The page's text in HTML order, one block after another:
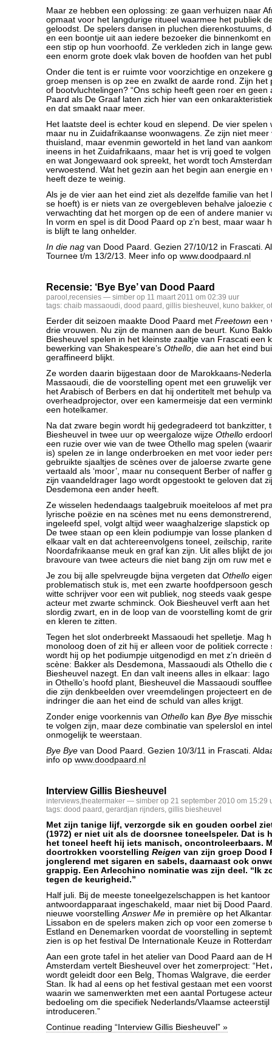
Maar ze hebben een oplossing: ze gaan verhuizen naar
opmaat voor het langdurige ritueel waarmee het publiek
geloodst. De spelers dansen in pluchen dierenkostuums,
en een boontje uit aan iedere bezoeker die binnenkomt
een stip op hun voorhoofd. Ze verkleden zich in lange
een enorm grote doek vlak boven de hoofden van het
Onder die tent is er ruimte voor voorzichtige en onzekere
groep mensen is op zee en zwalkt de aarde rond. Zijn het
of bootvluchtelingen? “Ons schip heeft geen roer en geen
Paard als De Graaf laten zich hier van een
en dat smaakt naar meer.
Het laatste deel is echter koud en slepend. De vier spelen
maar nu in Zuidafrikaanse woonwagens. Ze zijn niet
thuisland, maar evenmin geworteld in het land van
ineens in het Zuidafrikaans, maar het is vrij goed te
en wat Jongewaard ook spreekt, het wordt toch
verwoestend. Wat het gezin aan het begin aan energie en
heeft deze te weinig.
Als je de vier aan het eind ziet als dezelfde familie van het
se hoeft) is er niets van ze overgebleven behalve jaloezie
verwachting dat het morgen op de een of andere manier
In vorm en spel is dit Dood Paard op z’n best, maar waar
is blijft te lang onhelder.
In die nag van Dood Paard. Gezien 27/10/12 in Frascati.
Tournee t/m 13/2/13. Meer info op www.doodpaard.nl
Recensie: ‘Bye Bye’ van Dood Paard
parool ,recensies — simber op 11 maart 2011 om 02:39 uur
tags: chaib massaoudi, dood paard , gillis biesheuvel , kuno bakker,
Eerder dit seizoen maakte Dood Paard met Freetown een
drie vrouwen. Nu zijn de mannen aan de beurt. Kuno
Biesheuvel spelen in het kleinste zaaltje van Frascati een
bewerking van Shakespeare’s Othello, die aan het eind
geraffineerd blijkt.
Ze worden daarin bijgestaan door de Marokkaans-
Massaoudi, die de voorstelling opent met een gruwelijk
het Arabisch of Berbers en dat hij ondertitelt met behulp
overheadprojector, over een kamermeisje dat een
een hotelkamer.
Na dat zware begin wordt hij gedegradeerd tot bankzitter,
Biesheuvel in twee uur op weergaloze wijze Othello
een ruzie over wie van de twee Othello mag spelen
is) spelen ze in lange onderbroeken en met voor ieder
gebruikte sjaaltjes de scènes over de jaloerse zwarte
vertaald als ‘moor’, maar nu consequent Berber of naffer
zijn vaandeldrager Iago wordt opgestookt te geloven dat
Desdemona een ander heeft.
Ze wisselen hedendaags taalgebruik moeiteloos af met
lyrische poëzie en na scènes met nu eens
ingeleefd spel, volgt altijd weer waaghalzerige slapstick
De twee staan op een klein podiumpje van losse planken
elkaar valt en dat achtereenvolgens toneel, zeilschip,
Noordafrikaanse meuk en graf kan zijn. Uit alles blijkt de
bravoure van twee acteurs die niet bang zijn om ruw met
Je zou bij alle spelvreugde bijna vergeten dat Othello
problematisch stuk is, met een zwarte hoofdpersoon
witte schrijver voor een wit publiek, nog steeds vaak
acteur met zwarte schminck. Ook Biesheuvel verft aan
slordig zwart, en in de loop van de voorstelling komt de
en kleren te zitten.
Tegen het slot onderbreekt Massaoudi het spelletje. Mag
monoloog doen of zit hij er alleen voor de politiek correcte
wordt hij op het podiumpje uitgenodigd en met z’n drieën
scène: Bakker als Desdemona, Massaoudi als Othello die
Biesheuvel nazegt. En dan valt ineens alles in elkaar:
in Othello’s hoofd plant, Biesheuvel die Massaoudi
die zijn denkbeelden over vreemdelingen projecteert en
indringer die aan het eind de schuld van alles krijgt.
Zonder enige voorkennis van Othello kan Bye Bye
te volgen zijn, maar deze combinatie van spelerslol en
onmogelijk te weerstaan.
Bye Bye van Dood Paard. Gezien 10/3/11 in Frascati.
info op www.doodpaard.nl
Interview Gillis Biesheuvel
interviews,theatermaker — simber op 21 september 2010 om 15:29
tags: dood paard , gerardjan rijnders, gillis biesheuvel
Met zijn tanige lijf, verzorgde sik en gouden oorbel
(1972) er niet uit als de doorsnee toneelspeler. Dat is
het toneel heeft hij iets manisch, oncontroleerbaars.
doortrokken voorstelling Reigen van zijn groep Dood
jonglerend met sigaren en sabels, daarnaast ook
grappig. Een Arlecchino nominatie was zijn deel. “Ik
tegen de keurigheid.”
Half juli. Bij de meeste toneelgezelschappen is het
antwoordapparaat ingeschakeld, maar niet bij Dood
nieuwe voorstellingAnswer Me in première op het
Lissabon en de spelers maken zich op voor een zomerse
Estland en Denemarken voordat de voorstelling in
zien is op het festival De Internationale Keuze in
Aan een grote tafel in het atelier van Dood Paard aan de
Amsterdam vertelt Biesheuvel over het zomerproject: “Het
wordt geleidt door een Belg, Thomas Walgrave, die
Stan. Ik had al eens op het festival gestaan met een
waarin we samenwerkten met een aantal Portugese
bedoeling om die specifiek Nederlands/Vlaamse
introduceren.”
Continue reading “Interview Gillis Biesheuvel” »